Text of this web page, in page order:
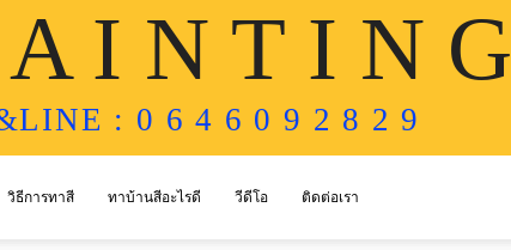
A I N T I N G
: 0 6 4 6 0 9 2 8 2 9
วิธีการทาสี ทาบ้านสีอะไรดี วีดีโอ ติดต่อเรา